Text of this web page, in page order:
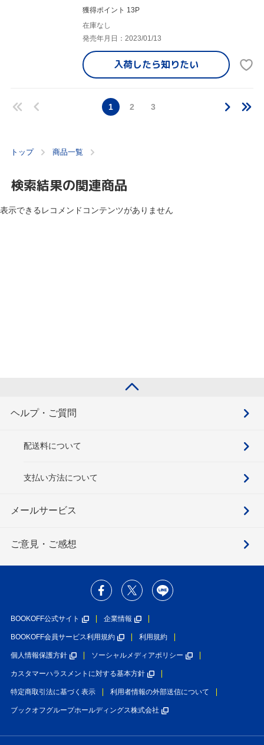
獲得ポイント 13P
在庫なし
発売年月日：2023/01/13
入荷したら知りたい
1 2 3
トップ 商品一覧
検索結果の関連商品
表示できるレコメンドコンテンツがありません
ヘルプ・ご質問
配送料について
支払い方法について
メールサービス
ご意見・ご感想
BOOKOFF公式サイト 企業情報
BOOKOFF会員サービス利用規約 利用規約
個人情報保護方針 ソーシャルメディアポリシー
カスタマーハラスメントに対する基本方針
特定商取引法に基づく表示 利用者情報の外部送信について
ブックオフグループホールディングス株式会社